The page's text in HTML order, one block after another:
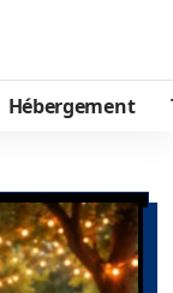
Hébergement